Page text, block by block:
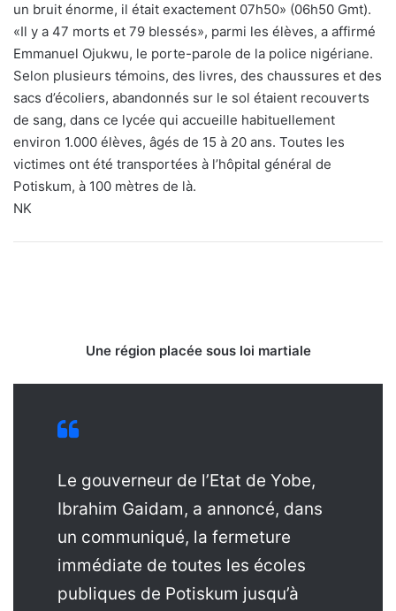
un bruit énorme, il était exactement 07h50» (06h50 Gmt).
«Il y a 47 morts et 79 blessés», parmi les élèves, a affirmé
Emmanuel Ojukwu, le porte-parole de la police nigériane.
Selon plusieurs témoins, des livres, des chaussures et des
sacs d’écoliers, abandonnés sur le sol étaient recouverts
de sang, dans ce lycée qui accueille habituellement
environ 1.000 élèves, âgés de 15 à 20 ans. Toutes les
victimes ont été transportées à l’hôpital général de
Potiskum, à 100 mètres de là.
NK
Une région placée sous loi martiale
Le gouverneur de l’Etat de Yobe,
Ibrahim Gaidam, a annoncé, dans
un communiqué, la fermeture
immédiate de toutes les écoles
publiques de Potiskum jusqu’à